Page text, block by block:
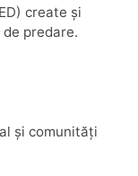
create și
predare.
și comunități